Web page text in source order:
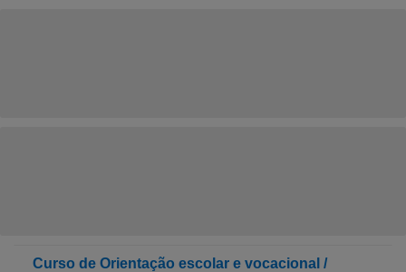
Curso de Orientação escolar e vocacional /